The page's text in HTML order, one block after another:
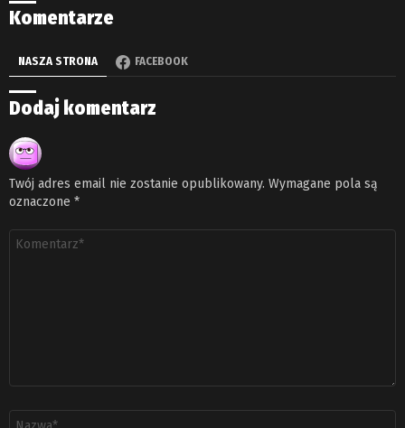
Komentarze
NASZA STRONA FACEBOOK
Dodaj komentarz
Twój adres email nie zostanie opublikowany. Wymagane pola są
oznaczone *